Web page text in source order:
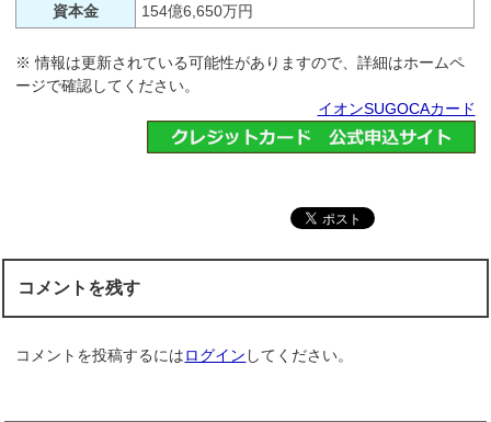
資本金
154億6,650万円
※ 情報は更新されている可能性がありますので、詳細はホームペ
ージで確認してください。
イオンSUGOCAカード
コメントを残す
コメントを投稿するにはログイン してください。